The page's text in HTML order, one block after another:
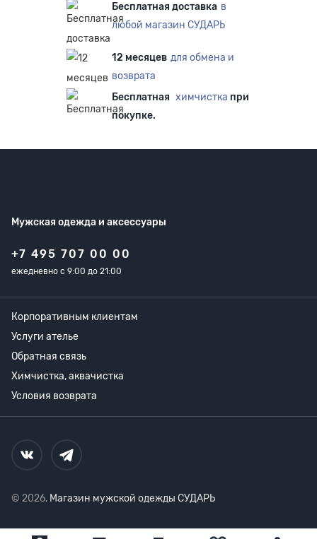
Бесплатная доставка в
любой магазин СУДАРЬ
12 месяцев для обмена и
возврата
Бесплатная химчистка при
покупке.
Мужская одежда и аксессуары
+7 495 707 00 00
ежедневно с 9:00 до 21:00
Корпоративным клиентам
Услуги ателье
Обратная связь
Химчистка, аквачистка
Условия возврата
© 2026, Магазин мужской одежды СУДАРЬ